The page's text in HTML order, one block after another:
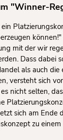
"Winner-
können!"
mit der wir
Dass dabei
als auch die
versteht sich
nicht selten,
sich am Ende
zu